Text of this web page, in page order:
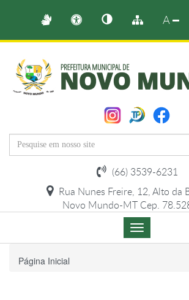
A
(66) 3539-6231
Rua Nunes Freire, 12, Alto da
Novo Mundo-MT Cep.
Menu
de
Página Inicial